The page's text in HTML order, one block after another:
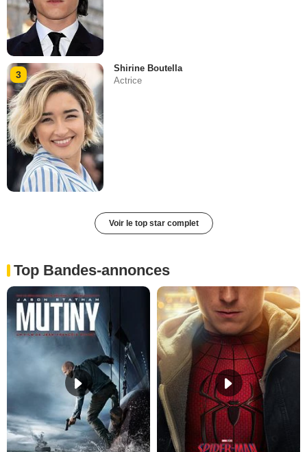
3
Shirine Boutella
Actrice
Voir le top star complet
Top Bandes-annonces